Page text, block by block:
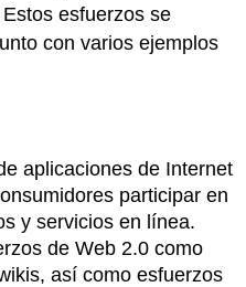
esfuerzos se
con varios ejemplos
aplicaciones de Internet
participar en
y servicios en línea.
de Web 2.0 como
así como esfuerzos